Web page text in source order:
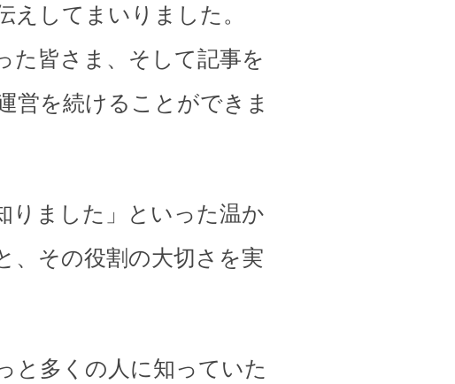
えしてまいりました。
た皆さま、そして記事を
営を続けることができま
りました」といった温か
、その役割の大切さを実
と多くの人に知っていた